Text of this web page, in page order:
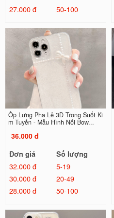
27.000 đ
50-100
Ốp Lưng Pha Lê 3D Trong Suốt Ki
m Tuyến - Mẫu Hình Nổi Bow...
36.000 đ
Đơn giá
Số lượng
32.000 đ
5-19
30.000 đ
20-49
28.000 đ
50-100